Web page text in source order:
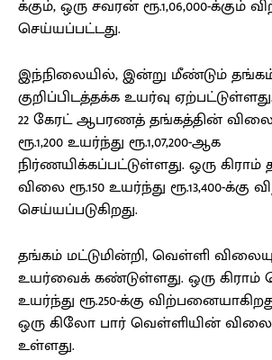
க்கும், ஒரு சவரன் ரூ.1,06,000-க்கும்
செய்யப்பட்டது.
இந்நிலையில், இன்று மீண்டும்
குறிப்பிடத்தக்க உயர்வு
22 கேரட் ஆபரணத் தங்கத்தின் விலை
ரூ.1,200 உயர்ந்து ரூ.1,07,200-ஆக
நிர்ணயிக்கப்பட்டுள்ளது. ஒரு
விலை ரூ.150 உயர்ந்து ரூ.13,400-
செய்யப்படுகிறது.
தங்கம் மட்டுமின்றி, வெள்ளி
உயர்வைக் கண்டுள்ளது. ஒரு கிராம்
உயர்ந்து ரூ.250-க்கு
ஒரு கிலோ பார் வெள்ளியின் விலை
உள்ளது.